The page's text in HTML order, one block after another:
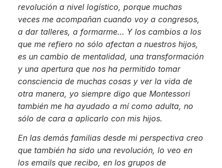
revolución a nivel logístico, porque muchas
veces me acompañan cuando voy a congresos,
a dar talleres, a formarme… Y los cambios a los
que me refiero no sólo afectan a nuestros hijos,
es un cambio de mentalidad, una transformación
y una apertura que nos ha permitido tomar
consciencia de muchas cosas y ver la vida de
otra manera, yo siempre digo que Montessori
también me ha ayudado a mí como adulta, no
sólo de cara a aplicarlo con mis hijos.
En las demás familias desde mi perspectiva creo
que también ha sido una revolución, lo veo en
los emails que recibo, en los grupos de